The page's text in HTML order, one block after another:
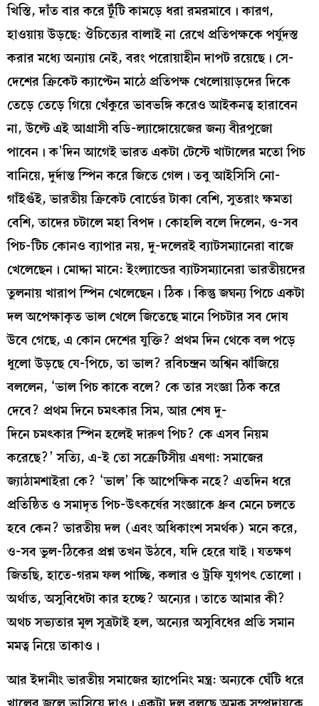
খিস্তি, দাঁত বার করে টুঁটি কামড়ে ধরা রমরমাবে। কারণ,
হাওয়ায় উড়ছে: ঔচিত্যের বালাই না রেখে প্রতিপক্ষকে পর্যুদস্ত
করার মধ্যে অন্যায় নেই, বরং পরোয়াহীন দাপট রয়েছে। সে-
দেশের ক্রিকেট ক্যাপ্টেন মাঠে প্রতিপক্ষ খেলোয়াড়দের দিকে
তেড়ে তেড়ে গিয়ে খেঁকুরে ভাবভঙ্গি করেও আইকনত্ব হারাবেন
না, উল্টে এই আগ্রাসী বডি-ল্যাঙ্গোয়েজের জন্য বীরপুজো
পাবেন। ক’দিন আগেই ভারত একটা টেস্টে খাটালের মতো পিচ
বানিয়ে, দুর্দান্ত স্পিন করে জিতে গেল। তবু আইসিসি নো-
গাঁইগুঁই, ভারতীয় ক্রিকেট বোর্ডের টাকা বেশি, সুতরাং ক্ষমতা
বেশি, তাদের চটালে মহা বিপদ। কোহলি বলে দিলেন, ও-সব
পিচ-টিচ কোনও ব্যাপার নয়, দু-দলেরই ব্যাটসম্যানেরা বাজে
খেলেছেন। মোদ্দা মানে: ইংল্যান্ডের ব্যাটসম্যানেরা ভারতীয়দের
তুলনায় খারাপ স্পিন খেলেছেন। ঠিক। কিন্তু জঘন্য পিচে একটা
দল অপেক্ষাকৃত ভাল খেলে জিতেছে মানে পিচটার সব দোষ
উবে গেছে, এ কোন দেশের যুক্তি? প্রথম দিন থেকে বল পড়ে
ধুলো উড়ছে যে-পিচে, তা ভাল? রবিচন্দ্রন অশ্বিন ঝাঁজিয়ে
বললেন, ‘ভাল পিচ কাকে বলে? কে তার সংজ্ঞা ঠিক করে
দেবে? প্রথম দিনে চমৎকার সিম, আর শেষ দু-
দিনে চমৎকার স্পিন হলেই দারুণ পিচ? কে এসব নিয়ম
করেছে?’ সত্যি, এ-ই তো সক্রেটিসীয় এষণা: সমাজের
জ্যাঠামশাইরা কে? ‘ভাল’ কি আপেক্ষিক নহে? এতদিন ধরে
প্রতিষ্ঠিত ও সমাদৃত পিচ-উৎকর্ষের সংজ্ঞাকে ধ্রুব মেনে চলতে
হবে কেন? ভারতীয় দল (এবং অধিকাংশ সমর্থক) মনে করে,
ও-সব ভুল-ঠিকের প্রশ্ন তখন উঠবে, যদি হেরে যাই। যতক্ষণ
জিতছি, হাতে-গরম ফল পাচ্ছি, কলার ও ট্রফি যুগপৎ তোলো।
অর্থাত, অসুবিধেটা কার হচ্ছে? অন্যের। তাতে আমার কী?
অথচ সভ্যতার মূল সূত্রটাই হল, অন্যের অসুবিধের প্রতি সমান
মমত্ব নিয়ে তাকাও।
আর ইদানীং ভারতীয় সমাজের হ্যাপেনিং মন্ত্র: অন্যকে ঘেঁটি ধরে